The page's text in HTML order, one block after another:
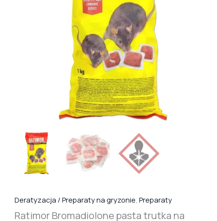
Deratyzacja / Preparaty na gryzonie Preparaty
Ratimor Bromadiolone pasta trutka na